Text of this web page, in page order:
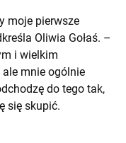
moje pierwsze
Oliwia Gołaś. –
i wielkim
mnie ogólnie
do tego tak,
się skupić.